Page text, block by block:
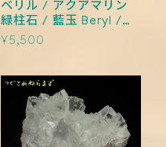
ベリル / アクアマリン
緑柱石 / 藍玉 Beryl /
Aquamarine ナミビア
¥5,500